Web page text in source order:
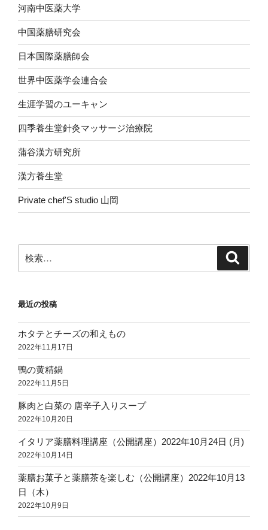
河南中医薬大学
中国薬膳研究会
日本国際薬膳師会
世界中医薬学会連合会
生涯学習のユーキャン
四季養生堂針灸マッサージ治療院
蒲谷漢方研究所
漢方養生堂
Private chef'S studio 山岡
索:
最近の投稿
ホタテとチーズの和えもの
2022年11月17日
鴨の黄精鍋
2022年11月5日
豚肉と白菜の 唐辛子入りスープ
2022年10月20日
イタリア薬膳料理講座（公開講座）2022年10月24日 (月)
2022年10月14日
薬膳お菓子と薬膳茶を楽しむ（公開講座）2022年10月13
日（木）
2022年10月9日